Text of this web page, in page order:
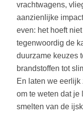
vrachtwagens,
aanzienlijke
even: het hoeft
tegenwoordig de
duurzame keuzes
brandstoffen tot
En laten we eerlijk
om te weten dat je
smelten van de